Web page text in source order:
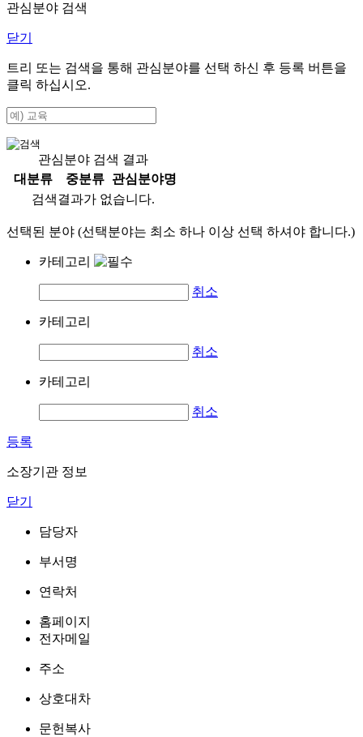
관심분야 검색
닫기
트리 또는 검색을 통해 관심분야를 선택 하신 후 등록 버튼을
클릭 하십시오.
관심분야 검색 결과
대분류
중분류
관심분야명
검색결과가 없습니다.
선택된 분야 (선택분야는 최소 하나 이상 선택 하셔야 합니다.)
카테고리
취소
카테고리
취소
카테고리
취소
등록
소장기관 정보
닫기
담당자
부서명
연락처
홈페이지
전자메일
주소
상호대차
문헌복사